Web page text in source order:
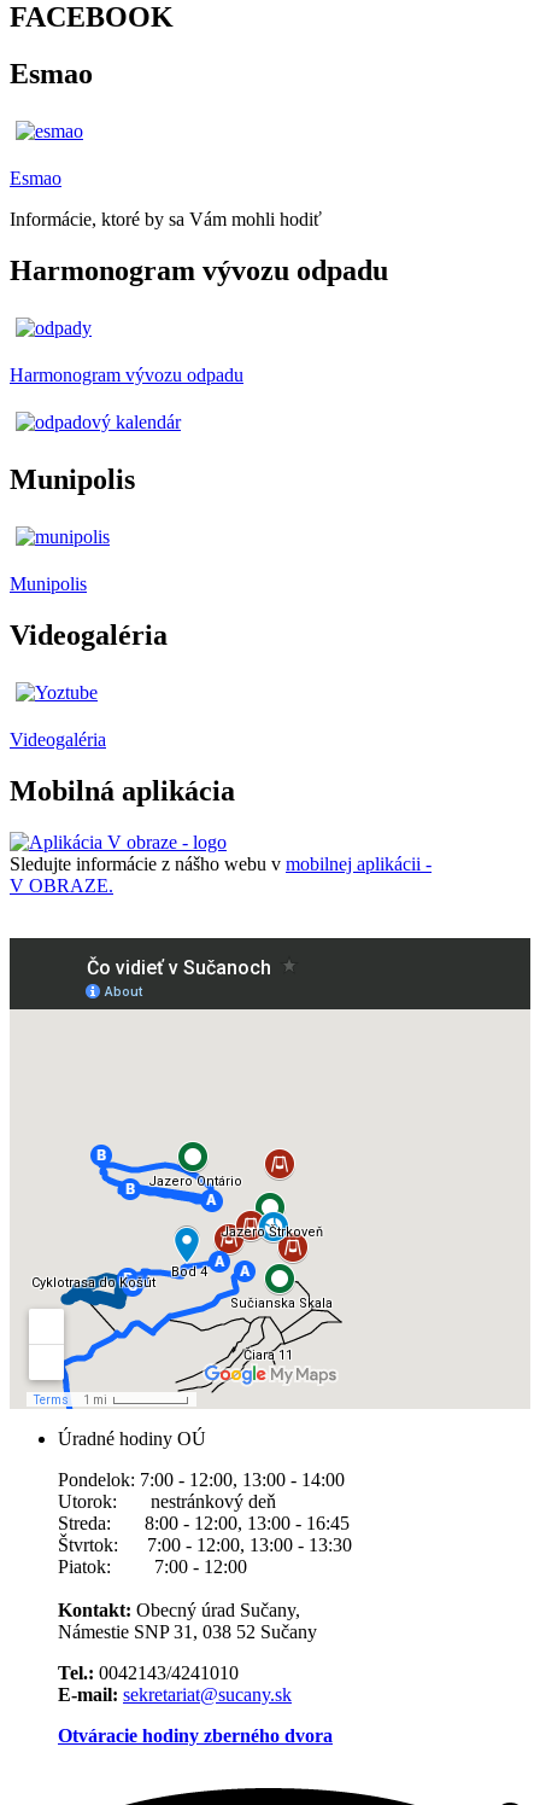
FACEBOOK
Esmao
Esmao
Informácie, ktoré by sa Vám mohli hodiť
Harmonogram vývozu odpadu
Harmonogram vývozu odpadu
Munipolis
Munipolis
Videogaléria
Videogaléria
Mobilná aplikácia
Sledujte informácie z nášho webu v mobilnej aplikácii -
V OBRAZE.
Úradné hodiny OÚ
Pondelok: 7:00 - 12:00, 13:00 - 14:00
Utorok: nestránkový deň
Streda: 8:00 - 12:00, 13:00 - 16:45
Štvrtok: 7:00 - 12:00, 13:00 - 13:30
Piatok: 7:00 - 12:00
Kontakt: Obecný úrad Sučany,
Námestie SNP 31, 038 52 Sučany
Tel.: 0042143/4241010
E-mail: sekretariat@sucany.sk
Otváracie hodiny zberného dvora